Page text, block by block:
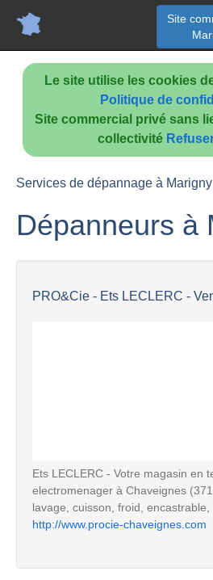
Le site utilise les cookies
Politique de
Site commercial privé sans
collectivité
Site
Services de dépannage à Marigny
Dépanneurs à
PRO&Cie - Ets LECLERC -
Ets LECLERC - Votre magasin en
electromenager à Chaveignes
lavage, cuisson, froid,
http://www.procie-chaveignes.com